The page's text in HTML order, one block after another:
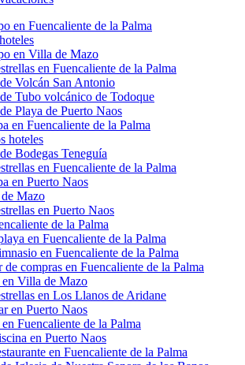
en Fuencaliente de la Palma
en Villa de Mazo
en Fuencaliente de la Palma
Volcán San Antonio
Tubo volcánico de Todoque
Playa de Puerto Naos
en Fuencaliente de la Palma
hoteles
Bodegas Teneguía
en Fuencaliente de la Palma
en Puerto Naos
Mazo
en Puerto Naos
de la Palma
en Fuencaliente de la Palma
en Fuencaliente de la Palma
de compras en Fuencaliente de la Palma
en Villa de Mazo
en Los Llanos de Aridane
en Puerto Naos
Fuencaliente de la Palma
en Puerto Naos
en Fuencaliente de la Palma